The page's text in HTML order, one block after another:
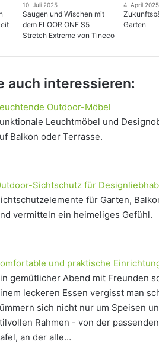
10. Juli 2025
Saugen und Wischen mit
dem FLOOR ONE S5
Stretch Extreme von Tineco
4. April 2025
Garten
auch interessieren:
Outdoor-Möbel
Leuchtmöbel und
Balkon oder Terrasse.
Sichtschutz für
für Garten,
vermitteln ein heimeliges Gefühl.
und praktische
gemütlicher Abend mit Freunden
leckeren Essen vergisst man
sich nicht nur um Speisen
Rahmen - von der
an der alle…